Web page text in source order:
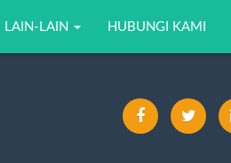
LAIN-LAIN HUBUNGI KAMI